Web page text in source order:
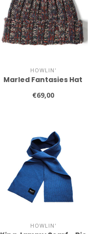
HOWLIN'
Marled Fantasies Hat
€69,00
HOWLIN'